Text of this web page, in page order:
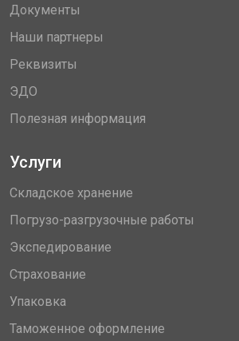
Документы
Наши партнеры
Реквизиты
ЭДО
Полезная информация
Услуги
Складское хранение
Погрузо-разгрузочные работы
Экспедирование
Страхование
Упаковка
Таможенное оформление